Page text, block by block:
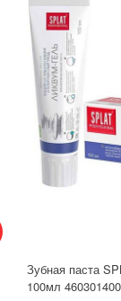
Зубная паста
100мл